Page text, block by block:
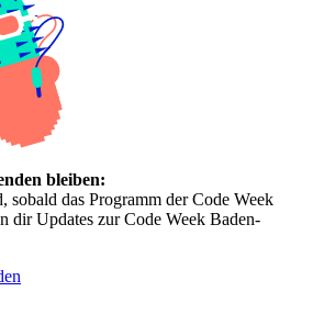
bleiben:
sobald das Programm der Code Week
dir Updates zur Code Week Baden-